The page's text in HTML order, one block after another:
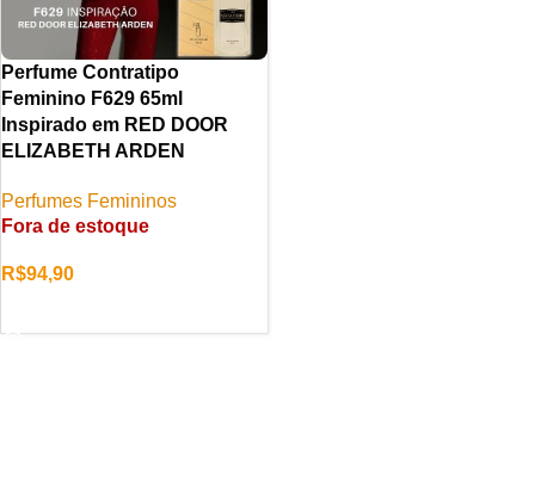
Perfume Contratipo
Feminino F629 65ml
Inspirado em RED DOOR
ELIZABETH ARDEN
Perfumes Femininos
Fora de estoque
R$94,90